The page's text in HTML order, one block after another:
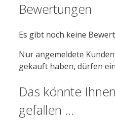
Bewertungen
Es gibt noch keine
Nur angemeldete
gekauft haben, dürfen
Das könnte
gefallen …